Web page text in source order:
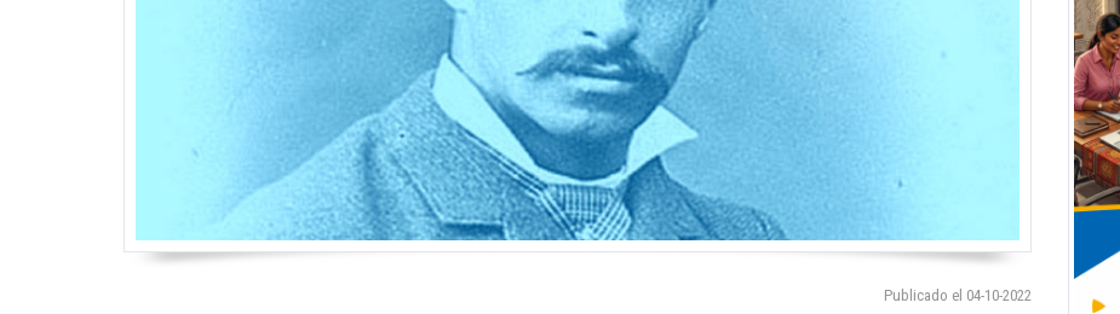
Publicado el 04-10-2022